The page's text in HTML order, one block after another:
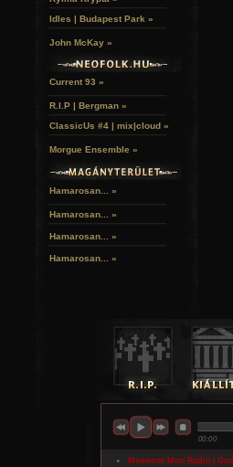
Idles | Budapest Park »
John McKay »
Current 93 »
R.I.P | Bergman »
ClassicUs #4 | mix|cloud »
Morgue Ensemble »
Hamarosan... »
Hamarosan... »
Hamarosan... »
Hamarosan... »